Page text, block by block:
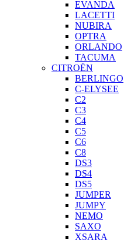
EVANDA
LACETTI
NUBIRA
OPTRA
ORLANDO
TACUMA
CITROËN
BERLINGO
C-ELYSEE
C2
C3
C4
C5
C6
C8
DS3
DS4
DS5
JUMPER
JUMPY
NEMO
SAXO
XSARA